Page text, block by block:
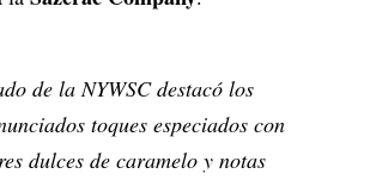
de la NYWSC destacó los
toques especiados con
dulces de caramelo y notas